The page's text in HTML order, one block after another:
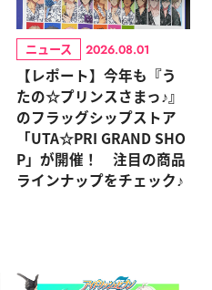
ニュース 2026.08.01
【レポート】今年も『う
たの☆プリンスさまっ♪』
のフラッグシップストア
「UTA☆PRI GRAND SHO
P」が開催！ 注目の商品
ラインナップをチェック♪